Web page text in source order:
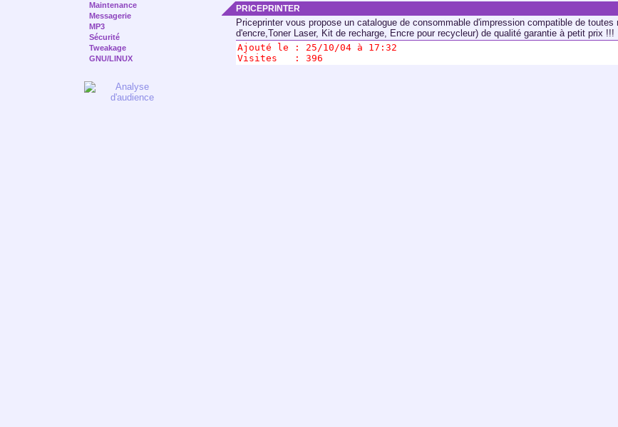
Maintenance
Messagerie
MP3
Sécurité
Tweakage
GNU/LINUX
PRICEPRINTER
Priceprinter vous propose un catalogue de consommable d'impression compatible de toutes
d'encre,Toner Laser, Kit de recharge, Encre pour recycleur) de qualité garantie à petit prix !!!
Ajouté le : 25/10/04 à 17:32
Visites   : 396